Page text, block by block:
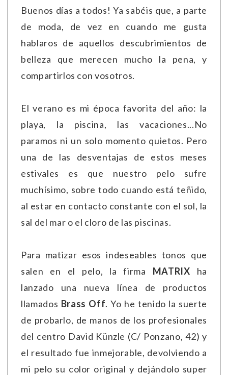
Buenos días a todos! Ya sabéis que, a parte
de moda, de vez en cuando me gusta
hablaros de aquellos descubrimientos de
belleza que merecen mucho la pena, y
compartirlos con vosotros.
El verano es mi época favorita del año: la
playa, la piscina, las vacaciones...No
paramos ni un solo momento quietos. Pero
una de las desventajas de estos meses
estivales es que nuestro pelo sufre
muchísimo, sobre todo cuando está teñido,
al estar en contacto constante con el sol, la
sal del mar o el cloro de las piscinas.
Para matizar esos indeseables tonos que
salen en el pelo, la firma MATRIX ha
lanzado una nueva línea de productos
llamados Brass Off. Yo he tenido la suerte
de probarlo, de manos de los profesionales
del centro David Künzle (C/ Ponzano, 42) y
el resultado fue inmejorable, devolviendo a
mi pelo su color original y dejándolo super